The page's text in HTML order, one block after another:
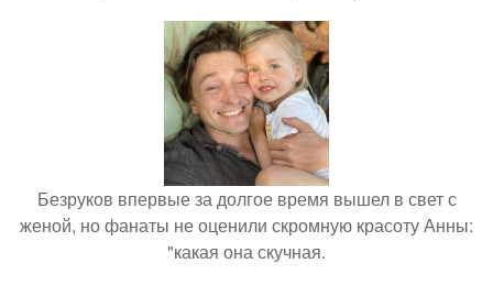
Безруков впервые за долгое время вышел в свет с
женой, но фанаты не оценили скромную красоту Анны:
"какая она скучная.